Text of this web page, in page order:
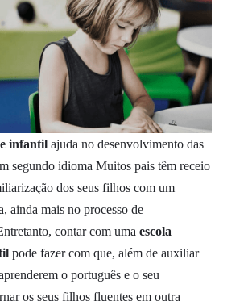
infantilajuda no desenvolvimento das
segundo idioma Muitos pais têm receio
dos seus filhos com um
ainda mais no processo de
contar com uma escola
pode fazer com que, além de auxiliar
o português e o seu
os seus filhos fluentes em outra